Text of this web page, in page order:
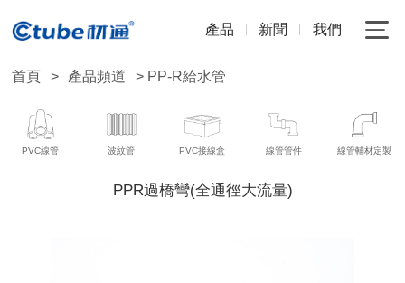
產品 新聞 我們
首頁 > 產品頻道 > PP-R給水管
PVC線管 波紋管 PVC接線盒 線管管件 線管輔材定製
PPR過橋彎(全通徑大流量)